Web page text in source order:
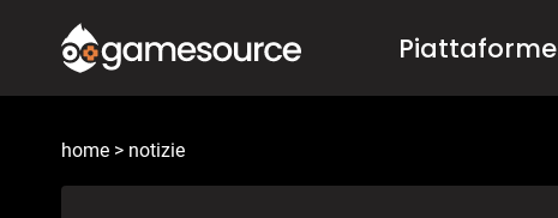
contenuto
Piattaforme
home > notizie